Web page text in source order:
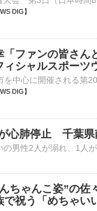
DIG】
「ファンの皆さん
ィシャルスポーツ
DIG】
心肺停止 千葉
ちゃんこ姿”の佐
祝う「めちゃい